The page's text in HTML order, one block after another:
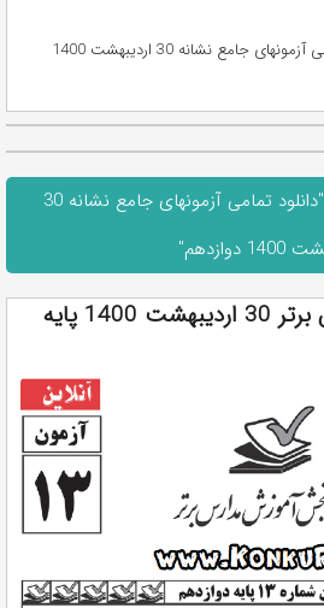
بایگانی بر اساس تگ "دانلود تمامی آزمونهای جامع نشانه 30 اردیبهشت 1400
نوشته هایی با برچسب "دانلود تمامی آزمونهای جامع نشانه 30
دوازدهم"
دانلود آزمون مدارس برتر 30 اردیبهشت 1400 پایه